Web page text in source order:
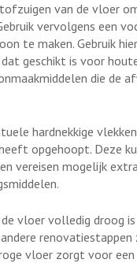
van de vloer
vervolgens een
te maken. Gebruik
geschikt is voor
die de
hardnekkige
opgehoopt. Deze
vereisen mogelijk
vloer volledig droog
renovatiestappen
vloer zorgt voor